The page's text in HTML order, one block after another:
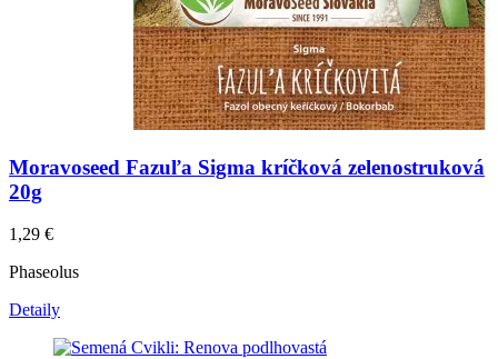
Moravoseed Fazuľa Sigma kríčková zelenostruková
20g
1,29 €
Phaseolus
Detaily